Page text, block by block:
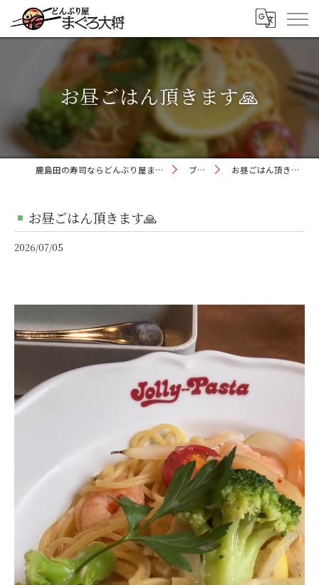
お昼ごはん頂きます🙏
鹿島田の寿司ならどんぶり屋まぐろ大将 ブログ お昼ごはん頂きます🙏
お昼ごはん頂きます🙏
2026/07/05